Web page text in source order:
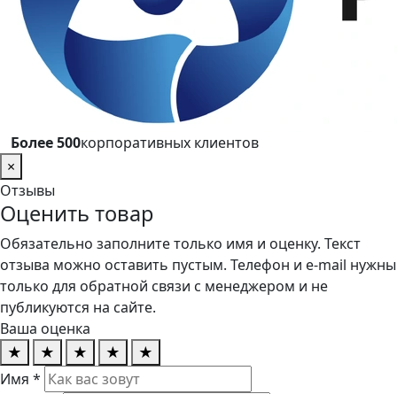
Более 500корпоративных клиентов
×
Отзывы
Оценить товар
Обязательно заполните только имя и оценку. Текст
отзыва можно оставить пустым. Телефон и e-mail нужны
только для обратной связи с менеджером и не
публикуются на сайте.
Ваша оценка
★
★ ★ ★
★
Имя *